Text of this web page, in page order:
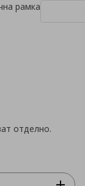
отделно.
рамка